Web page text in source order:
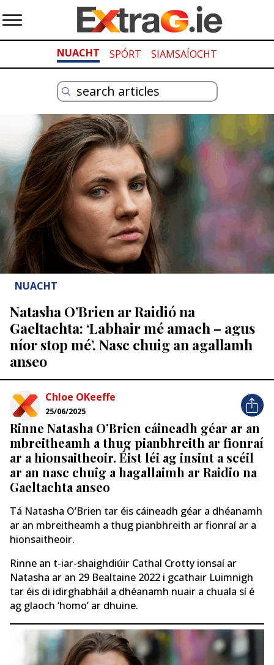
NUACHT SPÓRT SIAMSAÍOCHT
NUACHT
Natasha O’Brien ar Raidió na
Gaeltachta: ‘Labhair mé amach – agus
níor stop mé’. Nasc chuig an agallamh
anseo
Chloe OKeeffe
25/06/2025
Rinne Natasha O’Brien cáineadh géar ar an
mbreitheamh a thug pianbhreith ar fionraí
ar a hionsaitheoir. Éist léi ag insint a scéil
ar an nasc chuig a hagallaimh ar Raidio na
Gaeltachta anseo
Tá Natasha O’Brien tar éis cáineadh géar a dhéanamh
ar an mbreitheamh a thug pianbhreith ar fionraí ar a
hionsaitheoir.
Rinne an t-iar-shaighdiúir Cathal Crotty ionsaí ar
Natasha ar an 29 Bealtaine 2022 i gcathair Luimnigh
tar éis di idirghabháil a dhéanamh nuair a chuala sí é
ag glaoch ‘homo’ ar dhuine.